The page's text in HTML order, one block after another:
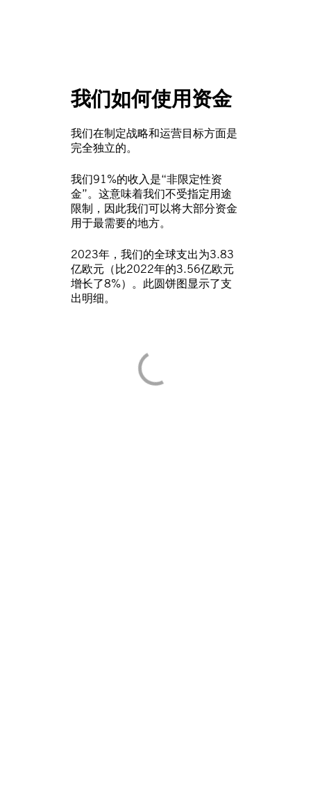
我们如何使用资金
我们在制定战略和运营目标方面是
完全独立的。
我们91%的收入是“非限定性资
金”。这意味着我们不受指定用途
限制，因此我们可以将大部分资金
用于最需要的地方。
2023年，我们的全球支出为3.83
亿欧元（比2022年的3.56亿欧元
增长了8%）。此圆饼图显示了支
出明细。